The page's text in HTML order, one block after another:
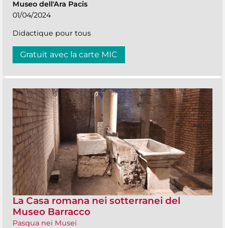
Museo dell'Ara Pacis
01/04/2024
Didactique pour tous
Gratuit avec la carte MIC
La Casa romana nei sotterranei del
Museo Barracco
Pasqua nei Musei